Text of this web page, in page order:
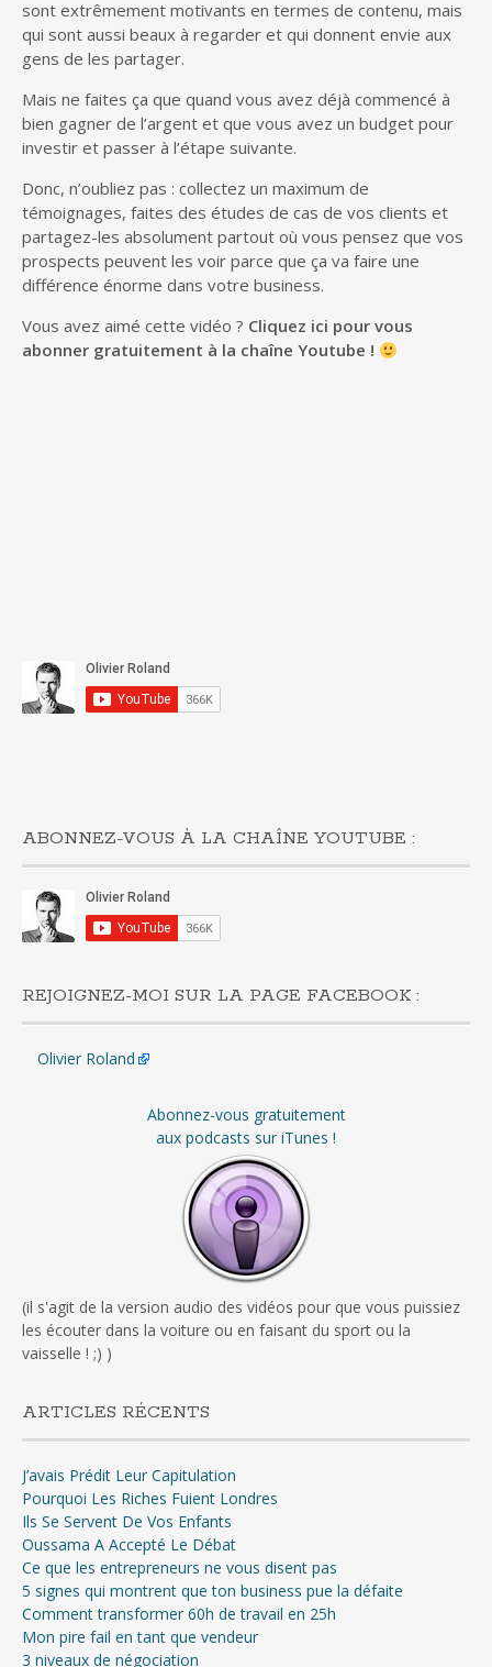
sont extrêmement motivants en termes de contenu, mais
qui sont aussi beaux à regarder et qui donnent envie aux
gens de les partager.
Mais ne faites ça que quand vous avez déjà commencé à
bien gagner de l’argent et que vous avez un budget pour
investir et passer à l’étape suivante.
Donc, n’oubliez pas : collectez un maximum de
témoignages, faites des études de cas de vos clients et
partagez-les absolument partout où vous pensez que vos
prospects peuvent les voir parce que ça va faire une
différence énorme dans votre business.
Vous avez aimé cette vidéo ? Cliquez ici pour vous
abonner gratuitement à la chaîne Youtube !
ABONNEZ-VOUS À LA CHAÎNE YOUTUBE :
REJOIGNEZ-MOI SUR LA PAGE FACEBOOK :
Olivier Roland
Abonnez-vous gratuitement
aux podcasts sur iTunes !
(il s'agit de la version audio des vidéos pour que vous puissiez
les écouter dans la voiture ou en faisant du sport ou la
vaisselle ! ;) )
ARTICLES RÉCENTS
J’avais Prédit Leur Capitulation
Pourquoi Les Riches Fuient Londres
Ils Se Servent De Vos Enfants
Oussama A Accepté Le Débat
Ce que les entrepreneurs ne vous disent pas
5 signes qui montrent que ton business pue la défaite
Comment transformer 60h de travail en 25h
Mon pire fail en tant que vendeur
3 niveaux de négociation